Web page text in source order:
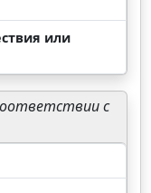
или
с